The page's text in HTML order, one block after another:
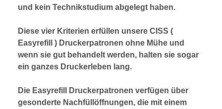
und kein Technikstudium abgelegt haben.
Diese vier Kriterien erfüllen unsere CISS (
Easyrefill ) Druckerpatronen ohne Mühe und
wenn sie gut behandelt werden, halten sie sogar
ein ganzes Druckerleben lang.
Die Easyrefill Druckerpatronen verfügen über
gesonderte Nachfüllöffnungen, die mit einem